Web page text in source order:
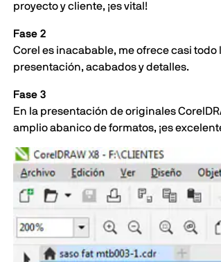
proyecto y cliente, ¡es vital!
Fase 2
Corel es inacabable, me ofrece casi
presentación, acabados y detalles.
Fase 3
En la presentación de originales
amplio abanico de formatos, ¡es